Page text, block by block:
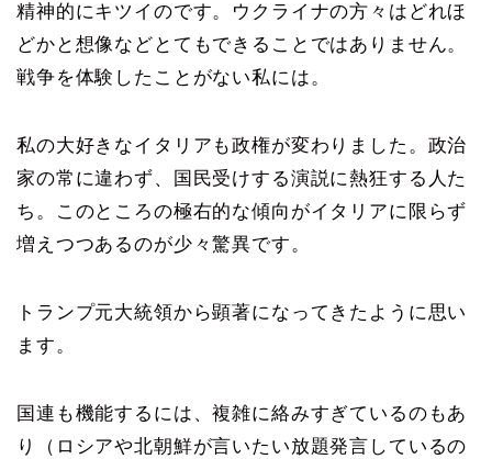
精神的にキツイのです。ウクライナの方々はどれほ
どかと想像などとてもできることではありません。
戦争を体験したことがない私には。
私の大好きなイタリアも政権が変わりました。政治
家の常に違わず、国民受けする演説に熱狂する人た
ち。このところの極右的な傾向がイタリアに限らず
増えつつあるのが少々驚異です。
トランプ元大統領から顕著になってきたように思い
ます。
国連も機能するには、複雑に絡みすぎているのもあ
り（ロシアや北朝鮮が言いたい放題発言しているの